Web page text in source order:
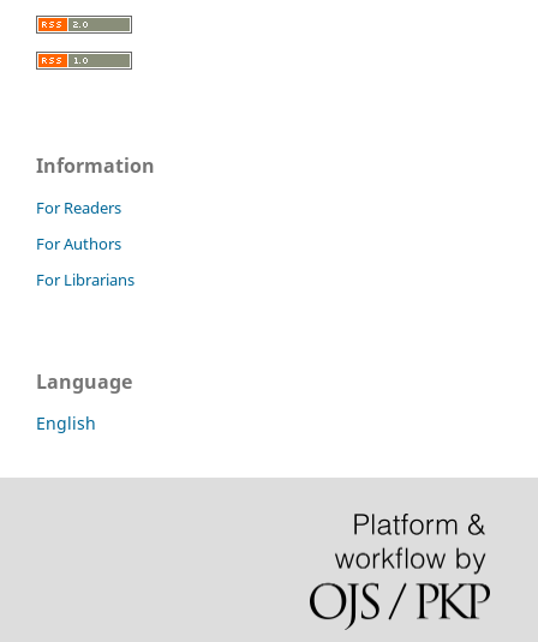
Information
For Readers
For Authors
For Librarians
Language
English